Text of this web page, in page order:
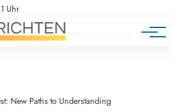
Uhr
New Paths to Understanding